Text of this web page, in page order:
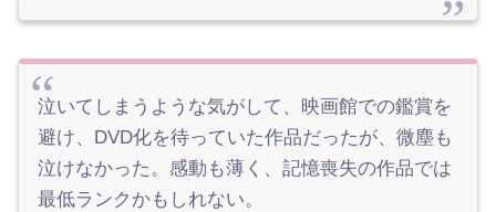
泣いてしまうような気がして、映画館での鑑賞を
避け、DVD化を待っていた作品だったが、微塵も
泣けなかった。感動も薄く、記憶喪失の作品では
最低ランクかもしれない。